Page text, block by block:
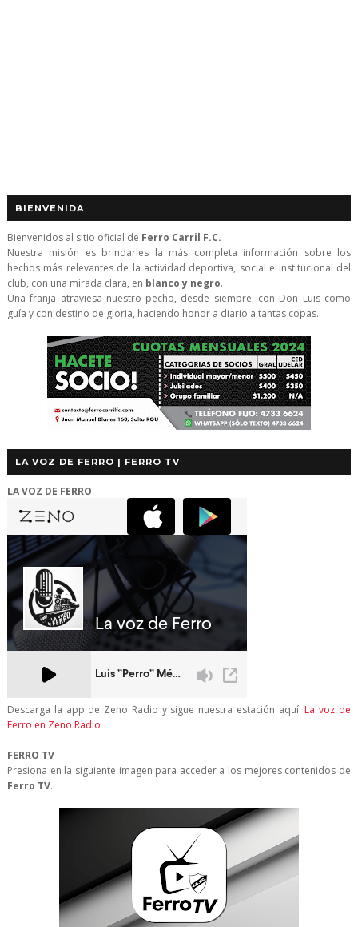
BIENVENIDA
Bienvenidos al sitio oficial de Ferro Carril F.C.
Nuestra misión es brindarles la más completa información sobre los
hechos más relevantes de la actividad deportiva, social e institucional del
club, con una mirada clara, en blanco y negro.
Una franja atraviesa nuestro pecho, desde siempre, con Don Luis como
guía y con destino de gloria, haciendo honor a diario a tantas copas.
LA VOZ DE FERRO | FERRO TV
LA VOZ DE FERRO
Descarga la app de Zeno Radio y sigue nuestra estación aquí: La voz de
Ferro en Zeno Radio
FERRO TV
Presiona en la siguiente imagen para acceder a los mejores contenidos de
Ferro TV.